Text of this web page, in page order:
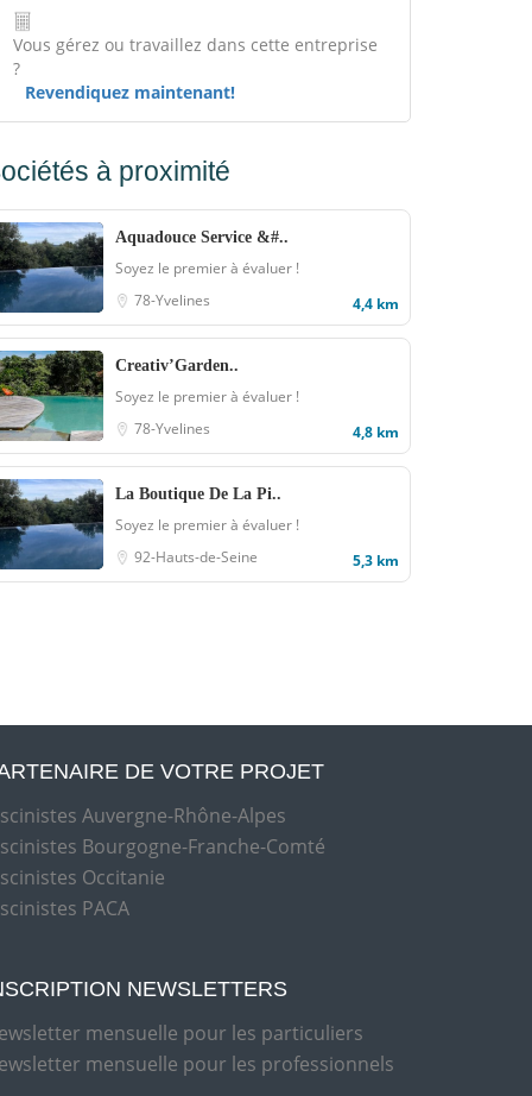
Vous gérez ou travaillez dans cette entreprise
?
Revendiquez maintenant!
à proximité
Aquadouce Service &#..
Soyez le premier à évaluer !
78-Yvelines
4,4 km
Creativ’Garden..
Soyez le premier à évaluer !
78-Yvelines
4,8 km
La Boutique De La Pi..
Soyez le premier à évaluer !
92-Hauts-de-Seine
5,3 km
DE VOTRE PROJET
Auvergne-Rhône-Alpes
Bourgogne-Franche-Comté
Occitanie
PACA
NEWSLETTERS
mensuelle pour les particuliers
mensuelle pour les professionnels